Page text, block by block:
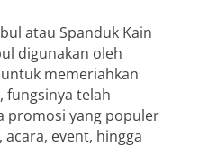
atau Spanduk Kain
digunakan oleh
memeriahkan
fungsinya telah
promosi yang populer
event, hingga